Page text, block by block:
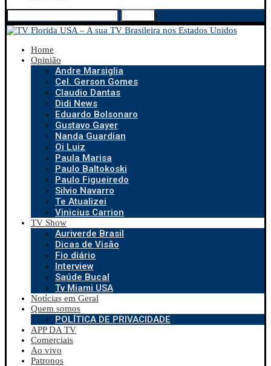
Home
Opinião
Andre Marsiglia
Cel. Gerson Gomes
Claudio Dantas
Didi News
Eduardo Bolsonaro
Gustavo Gayer
Nanda Guardian
Oi Luiz
Paula Marisa
Paulo Baltokoski
Paulo Figueiredo
Silvio Navarro
Te Atualizei
Vinicius Carrion
TV Show
Auriverde Brasil
Dicas de Visão
Fio diário
Interview
Saúde Bucal
Tv Miami USA
Notícias em Geral
Quem somos
POLÍTICA DE PRIVACIDADE
APP DA TV
Comerciais
Ao vivo
Patronos